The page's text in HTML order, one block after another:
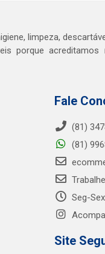
limpeza,
porque
Fale
(81)
(81)
Seg-
Site